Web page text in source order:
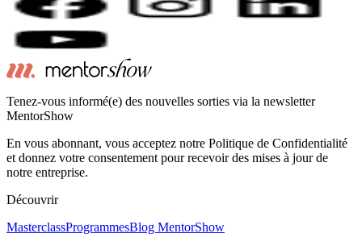
Tenez-vous informé(e) des nouvelles sorties via la newsletter
MentorShow
En vous abonnant, vous acceptez notre Politique de Confidentialité
et donnez votre consentement pour recevoir des mises à jour de
notre entreprise.
Découvrir
MasterclassProgrammesBlog MentorShow